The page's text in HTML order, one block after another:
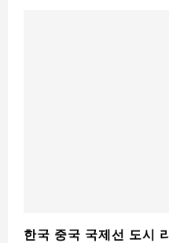
한국 중국 국제선 도시